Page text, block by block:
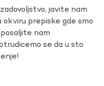
javite nam
prepiske gde smo
nam
se da u sto